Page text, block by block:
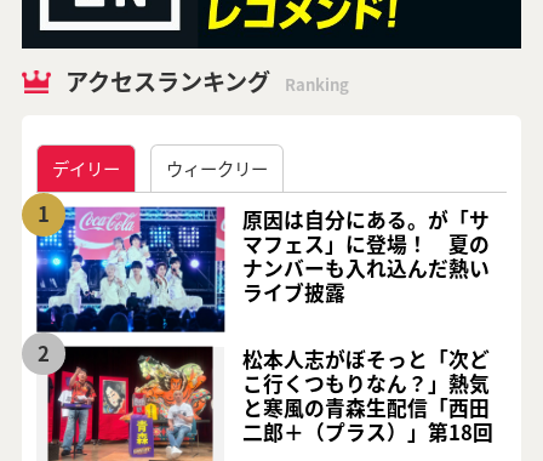
アクセスランキング Ranking
デイリー ウィークリー
1
原因は自分にある。が「サ
マフェス」に登場！ 夏の
ナンバーも入れ込んだ熱い
ライブ披露
2
松本人志がぼそっと「次ど
こ行くつもりなん？」熱気
と寒風の青森生配信「西田
二郎＋（プラス）」第18回